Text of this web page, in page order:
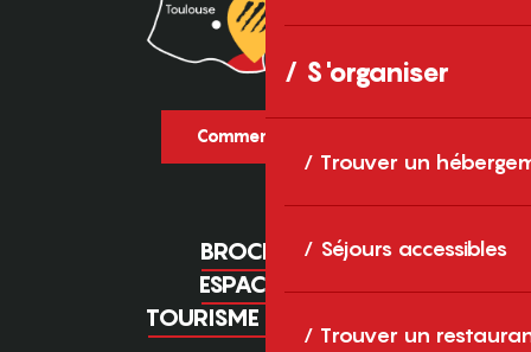
S'organiser
Trouver un
Séjours accessibles
Trouver un
Comment venir ?
BROCHURES
ESPACE PRO
TOURISME D'AFFAIRES